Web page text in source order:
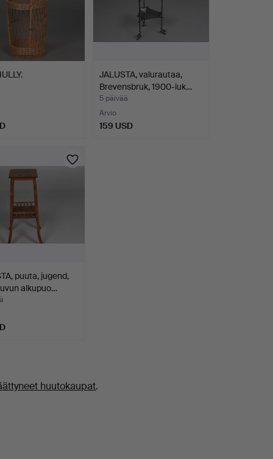
JALUSTA, valurautaa,
Brevensbruk, 1900-luk…
5 päivää
Arvio
159 USD
puuta, jugend,
alkupuo…
huutokaupat.